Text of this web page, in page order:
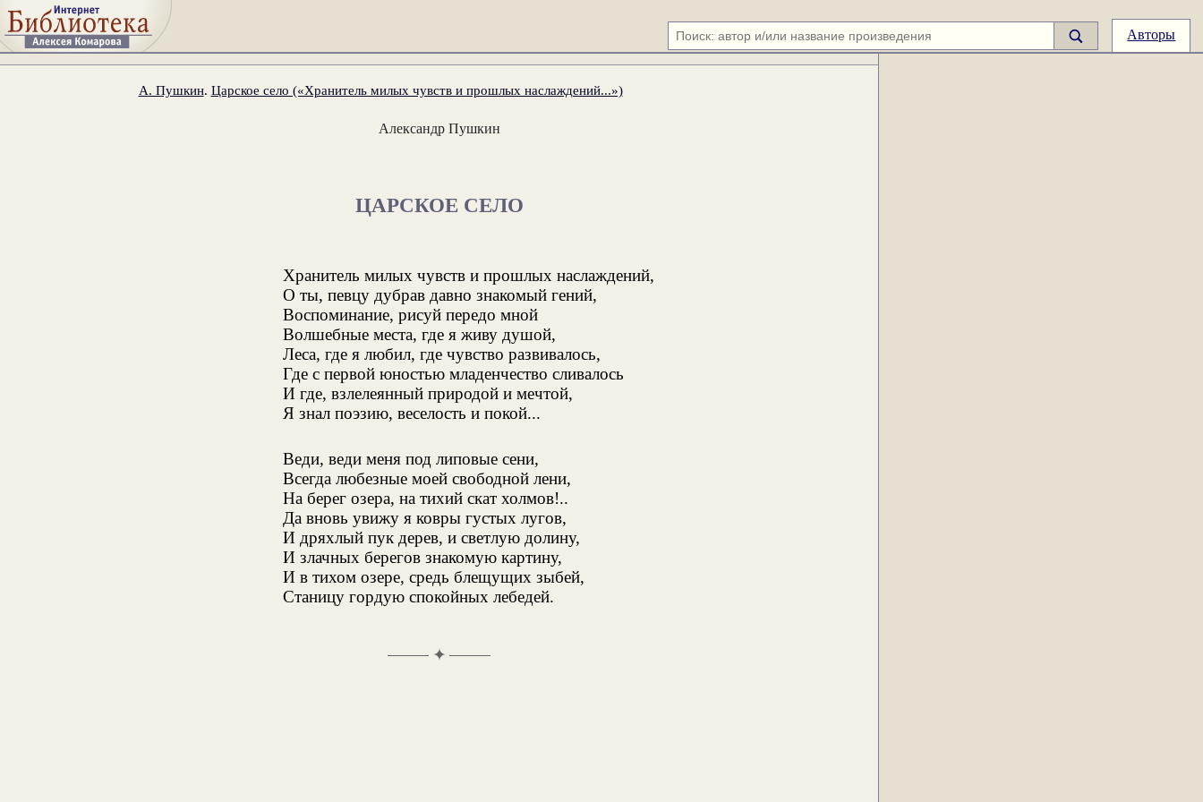
Авторы
А. Пушкин. Царское село («Хранитель милых чувств и прошлых наслаждений...»)
Александр Пушкин
ЦАРСКОЕ СЕЛО
Хранитель милых чувств и прошлых наслаждений,
О ты, певцу дубрав давно знакомый гений,
Воспоминание, рисуй передо мной
Волшебные места, где я живу душой,
Леса, где я любил, где чувство развивалось,
Где с первой юностью младенчество сливалось
И где, взлелеянный природой и мечтой,
Я знал поэзию, веселость и покой...
Веди, веди меня под липовые сени,
Всегда любезные моей свободной лени,
На берег озера, на тихий скат холмов!..
Да вновь увижу я ковры густых лугов,
И дряхлый пук дерев, и светлую долину,
И злачных берегов знакомую картину,
И в тихом озере, средь блещущих зыбей,
Станицу гордую спокойных лебедей.
✦